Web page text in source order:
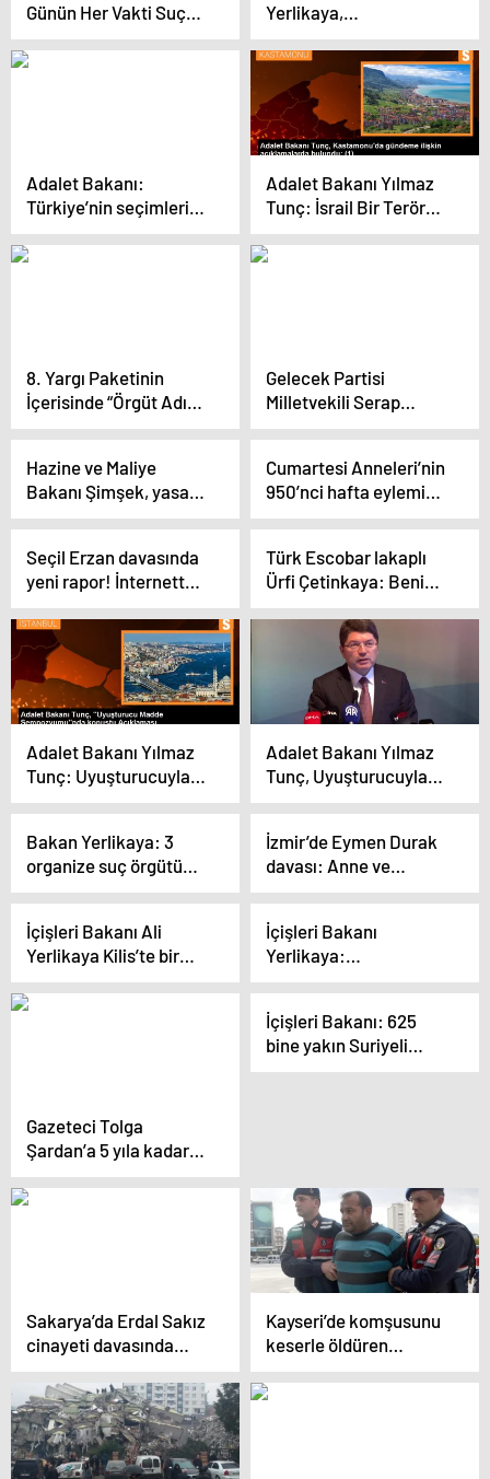
Günün Her Vakti Suçu
Önlemek İçin
Çalışıyoruz
Yerlikaya,
Eyüpsultan’da Seyir
Terası Açılışına Katıldı
Adalet Bakanı:
Türkiye’nin seçimleri
örnek seçimlerdir
Adalet Bakanı Yılmaz
Tunç: İsrail Bir Terör
Örgütü Gibi Hareket
Ediyor
8. Yargı Paketinin
İçerisinde “Örgüt Adına
Suç İşleme”
16 Madde TBMM Genel
Kurulu’nda Kabul
Edildi…
Gelecek Partisi
Milletvekili Serap
Yazıcı, 8. Yargı
Hazine ve Maliye
Bakanı Şimşek, yasa
dışı kumar ve bahis
duyurusunda
bulunuldu
Cumartesi Anneleri’nin
950’nci hafta eylemi
duruşması yapıldı
Seçil Erzan davasında
yeni rapor! İnternette
yaptığı aramalar
hayrete düşürdü
Türk Escobar lakaplı
Ürfi Çetinkaya: Beni
daha önce FETÖ bu
duruma düşürdü, şimdi
bu oyunu kim oynuyor
bilmiyorum
Adalet Bakanı Yılmaz
Tunç: Uyuşturucuyla
mücadelede kararlıyız
Adalet Bakanı Yılmaz
Tunç, Uyuşturucuyla
Mücadele
Bakan Yerlikaya: 3
organize suç örgütü
çökertildi, 63 şüpheli
İzmir’de Eymen Durak
davası: Anne ve
sevgilisi çocuk
yargılanıyor
İçişleri Bakanı Ali
Yerlikaya Kilis’te bir
dizi ziyaretlerde
bulundu
İçişleri Bakanı
Yerlikaya:
Huzurumuzu Bozanları
Edin
Gazeteci Tolga
Şardan’a 5 yıla kadar
hapis talebi
İçişleri Bakanı: 625
bine yakın Suriyeli
ülkesine geri döndü
Sakarya’da Erdal Sakız
cinayeti davasında
karar açıklandı
Kayseri’de komşusunu
keserle öldüren
şüpheliye
ağırlaştırılmış müebbet